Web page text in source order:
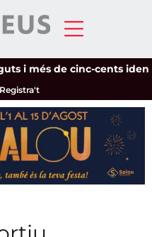
més de cinc-cents
Registra't